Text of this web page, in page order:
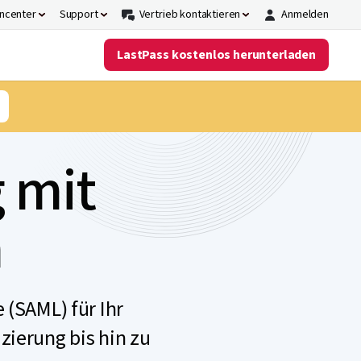
Support Vertrieb kontaktieren Anmelden
LastPass kostenlos herunterladen
mit
für Ihr
bis hin zu